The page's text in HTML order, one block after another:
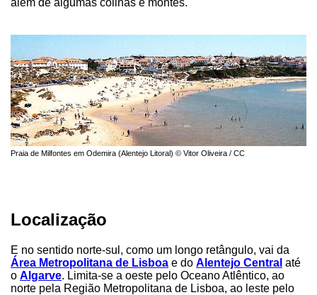
além de algumas colinas e montes.
Praia de Milfontes em Odemira (Alentejo Litoral) © Vitor Oliveira / CC
Localização
E no sentido norte-sul, como um longo retângulo, vai da
Área Metropolitana de Lisboa e do Alentejo Central até
o Algarve. Limita-se a oeste pelo Oceano Atlêntico, ao
norte pela Região Metropolitana de Lisboa, ao leste pelo